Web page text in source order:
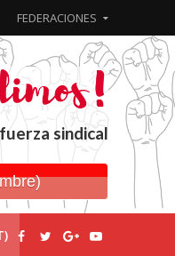
FEDERACIONES
sindical